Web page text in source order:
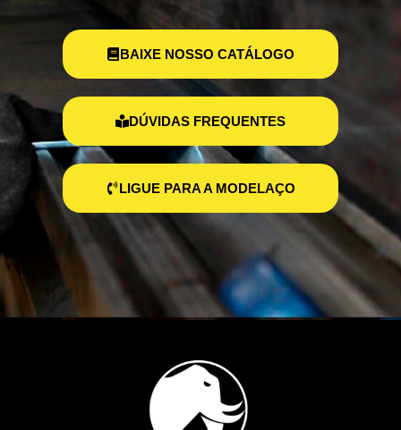
BAIXE NOSSO CATÁLOGO
DÚVIDAS FREQUENTES
LIGUE PARA A MODELAÇO